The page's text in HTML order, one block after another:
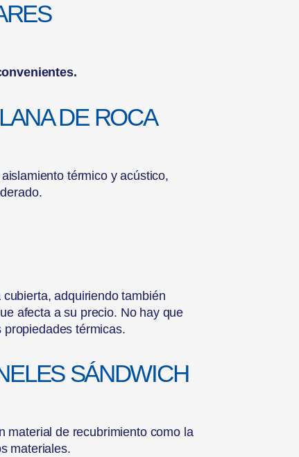
DE ROCA
térmico y acústico,
adquiriendo también
afecta a su precio. No hay que
térmicas.
SÁNDWICH
material de recubrimiento como la
materiales.